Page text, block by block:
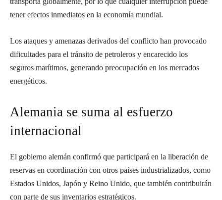
tener efectos inmediatos en la economía mundial.
Los ataques y amenazas derivados del conflicto han provocado
dificultades para el tránsito de petroleros y encarecido los
seguros marítimos, generando preocupación en los mercados
energéticos.
Alemania se suma al esfuerzo
internacional
El gobierno alemán confirmó que participará en la liberación de
reservas en coordinación con otros países industrializados, como
Estados Unidos, Japón y Reino Unido, que también contribuirán
con parte de sus inventarios estratégicos.